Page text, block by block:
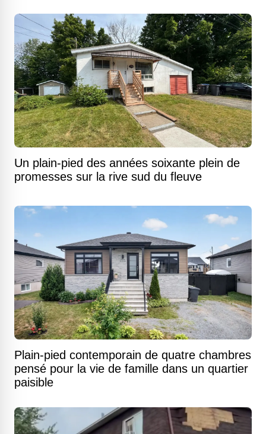
Un plain-pied des années soixante plein de
promesses sur la rive sud du fleuve
Plain-pied contemporain de quatre chambres
pensé pour la vie de famille dans un quartier
paisible